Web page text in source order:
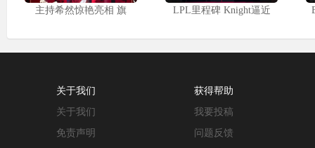
主持希然惊艳亮相 旗 LPL里程碑 Knight逼近
关于我们
关于我们
免责声明
获得帮助
我要投稿
问题反馈